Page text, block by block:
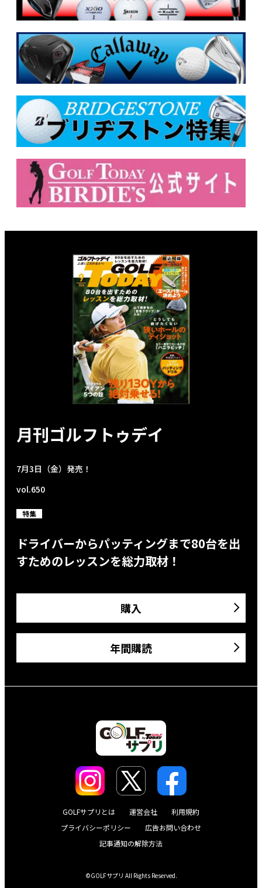
月刊ゴルフトゥデイ
7月3日（金）発売！
vol.650
特集
ドライバーからパッティングまで80台を出
すためのレッスンを総力取材！
購入
年間購読
GOLFサプリとは 運営会社
利用規約
プライバシーポリシー
広告お問い合わせ
記事通知の解除方法
©GOLFサプリ All Rights Reserved.